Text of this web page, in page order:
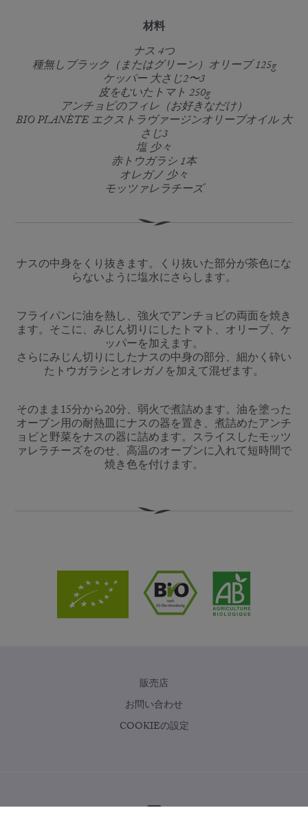
材料
ナス 4つ
種無しブラック（またはグリーン）オリーブ 125g
ケッパー 大さじ2〜3
皮をむいたトマト 250g
アンチョビのフィレ（お好きなだけ）
BIO PLANÈTE エクストラヴァージンオリーブオイル 大
さじ3
塩 少々
赤トウガラシ 1本
オレガノ 少々
モッツァレラチーズ
ナスの中身をくり抜きます。くり抜いた部分が茶色にな
らないように塩水にさらします。
フライパンに油を熱し、強火でアンチョビの両面を焼き
ます。そこに、みじん切りにしたトマト、オリーブ、ケ
ッパーを加えます。
さらにみじん切りにしたナスの中身の部分、細かく砕い
たトウガラシとオレガノを加えて混ぜます。
そのまま15分から20分、弱火で煮詰めます。油を塗った
オーブン用の耐熱皿にナスの器を置き、煮詰めたアンチ
ョビと野菜をナスの器に詰めます。スライスしたモッツ
ァレラチーズをのせ、高温のオーブンに入れて短時間で
焼き色を付けます。
販売店
お問い合わせ
COOKIEの設定